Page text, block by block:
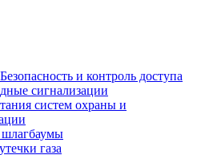
Безопасность и контроль доступа
сигнализации
систем охраны и
газа